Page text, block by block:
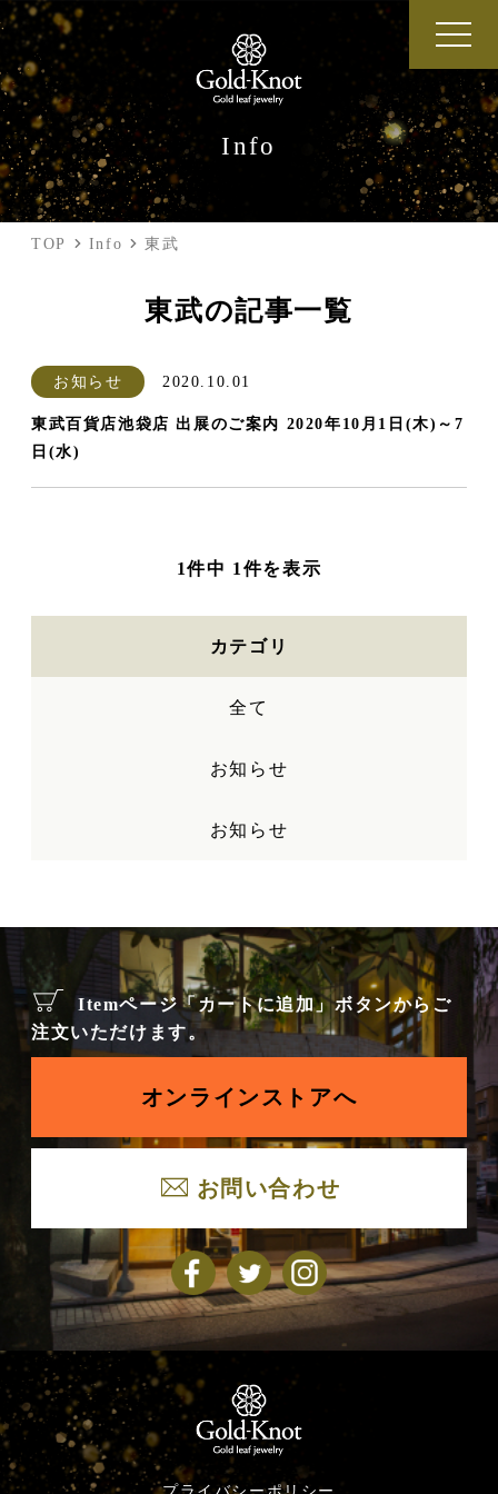
Info
TOP Info 東武
東武の記事一覧
お知らせ 2020.10.01
東武百貨店池袋店 出展のご案内 2020年10月1日(木)～7
日(水)
1件中 1件を表示
カテゴリ
全て
お知らせ
お知らせ
Itemページ「カートに追加」ボタンからご
注文いただけます。
オンラインストアへ
お問い合わせ